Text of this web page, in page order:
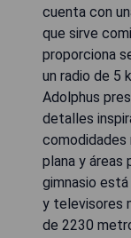
cuenta con
que sirve
proporciona
un radio de 5
Adolphus
detalles
comodidades
plana y áreas
gimnasio
y televisores
de 2230